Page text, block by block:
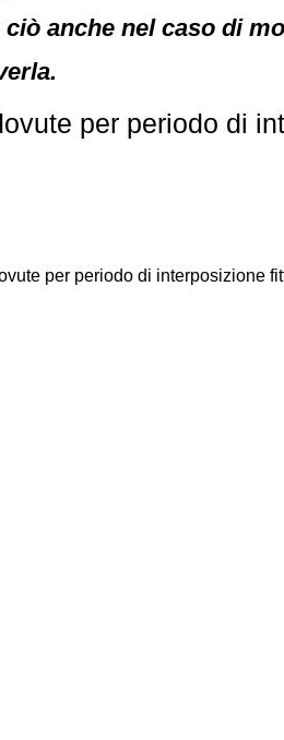
anche nel caso di
per periodo di
per periodo di interposizione